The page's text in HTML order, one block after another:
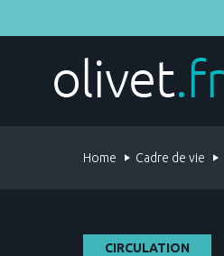
MY STEPS
Home Cadre de vie
CIRCULATION